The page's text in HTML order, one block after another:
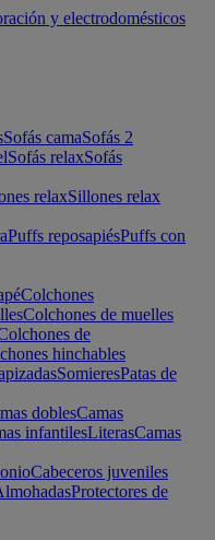
Sofás camaSofás 2
Sofás relaxSofás
relaxSillones relax
Puffs reposapiésPuffs con
Colchones
Colchones de muelles
de
hinchables
SomieresPatas de
doblesCamas
infantilesLiterasCamas
Cabeceros juveniles
Protectores de